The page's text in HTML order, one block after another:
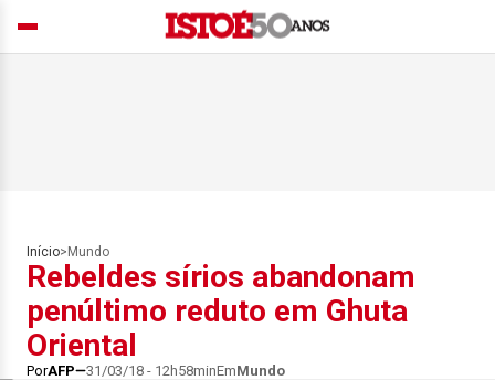
Início> Mundo
Rebeldes sírios abandonam
penúltimo reduto em Ghuta
Oriental
PorAFP 31/03/18 - 12h58minEmMundo